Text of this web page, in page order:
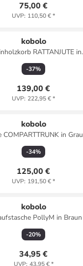
75,00 €
UVP: 110,50 €*
kobolo
RATTANJUTE in
Braun
-37%
139,00 €
UVP: 222,95 €*
kobolo
COMPARTTRUNK in Grau
-34%
125,00 €
UVP: 191,50 €*
kobolo
PollyM in Braun
-20%
34,95 €
UVP: 43,95 €*